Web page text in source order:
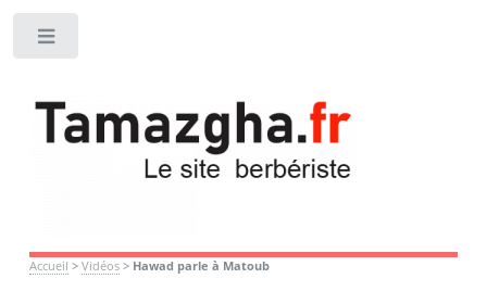
Accueil > Vidéos> Hawad parle à Matoub